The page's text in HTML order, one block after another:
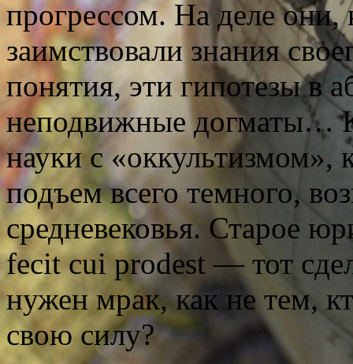
прогрессом. На деле они,
заимствовали знания
понятия, эти гипотезы в
неподвижные догматы…
науки с «оккультизмом»,
подъем всего темного,
средневековья. Старое
fecit cui prodest — тот
нужен мрак, как не тем,
свою силу?